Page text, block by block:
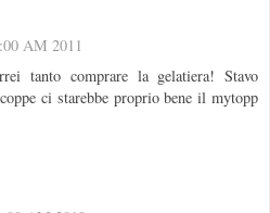
AM 2011
tanto comprare la gelatiera! Stavo
ci starebbe proprio bene il mytopp